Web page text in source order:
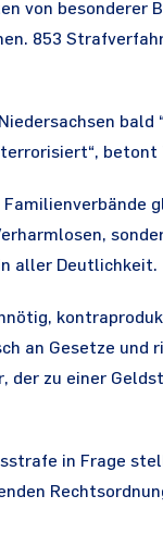
von besonderer
853
bald
betont
aller Deutlichkeit.
an Gesetze und
der zu einer
in Frage